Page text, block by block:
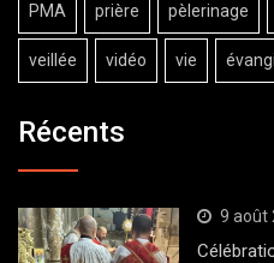
PMA prière pèlerinage
veillée vidéo vie
Récents
9 août